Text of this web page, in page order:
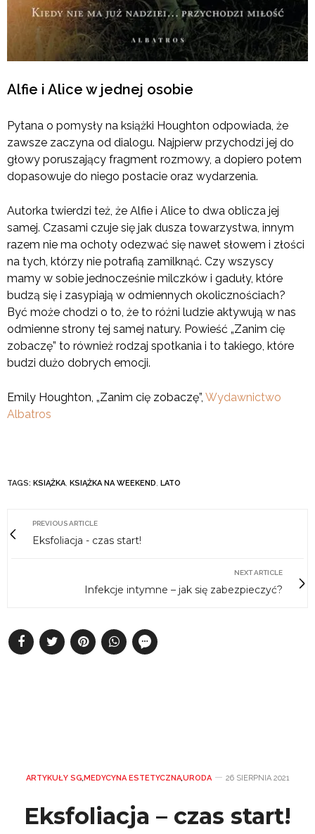
Alfie i Alice w jednej osobie
Pytana o pomysły na książki Houghton odpowiada, że
zawsze zaczyna od dialogu. Najpierw przychodzi jej do
głowy poruszający fragment rozmowy, a dopiero potem
dopasowuje do niego postacie oraz wydarzenia.
Autorka twierdzi też, że Alfie i Alice to dwa oblicza jej
samej. Czasami czuje się jak dusza towarzystwa, innym
razem nie ma ochoty odezwać się nawet słowem i złości
na tych, którzy nie potrafią zamilknąć. Czy wszyscy
mamy w sobie jednocześnie milczków i gaduły, które
budzą się i zasypiają w odmiennych okolicznościach?
Być może chodzi o to, że to różni ludzie aktywują w nas
odmienne strony tej samej natury. Powieść „Zanim cię
zobaczę” to również rodzaj spotkania i to takiego, które
budzi dużo dobrych emocji.
Emily Houghton, „Zanim cię zobaczę”, Wydawnictwo
Albatros
TAGS: KSIĄŻKA, KSIĄŻKA NA WEEKEND, LATO
PREVIOUS ARTICLE
Eksfoliacja - czas start!
NEXT ARTICLE
Infekcje intymne – jak się zabezpieczyć?
ARTYKUŁY SG,MEDYCYNA ESTETYCZNA,URODA 26 SIERPNIA 2021
Eksfoliacja – czas start!